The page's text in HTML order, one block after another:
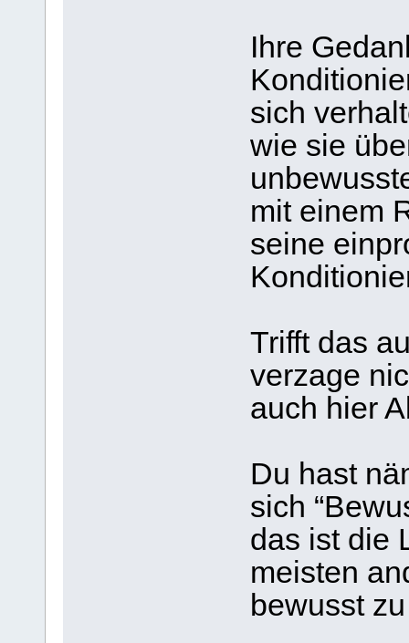
Ihre
sich
wie sie
mit einem
seine
Trifft das
verzage
auch hier
Du hast
sich
das ist die
meisten
bewusst